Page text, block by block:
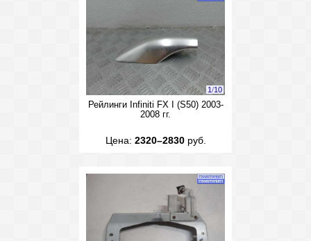
1/10
Рейлинги Infiniti FX I (S50) 2003-
2008 гг.
Цена: 2320–2830руб.